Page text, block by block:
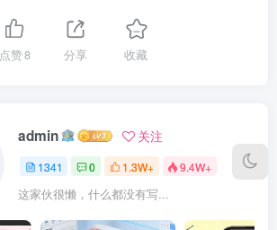
点赞8 分享 收藏
admin 关注
1341 0 1.3W+ 9.4W+
这家伙很懒，什么都没有写...